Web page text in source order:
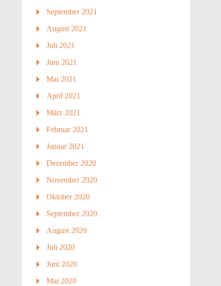
September 2021
August 2021
Juli 2021
Juni 2021
Mai 2021
April 2021
März 2021
Februar 2021
Januar 2021
Dezember 2020
November 2020
Oktober 2020
September 2020
August 2020
Juli 2020
Juni 2020
Mai 2020